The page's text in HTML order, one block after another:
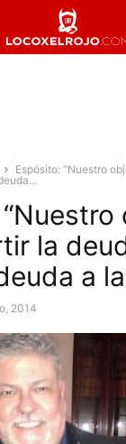
Espósito: “Nuestro
la
a
2014